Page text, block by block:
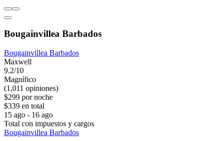
Bougainvillea Barbados
Bougainvillea Barbados
Maxwell
9.2/10
Magnífico
(1,011 opiniones)
$299 por noche
$339 en total
15 ago - 16 ago
Total con impuestos y cargos
Bougainvillea Barbados